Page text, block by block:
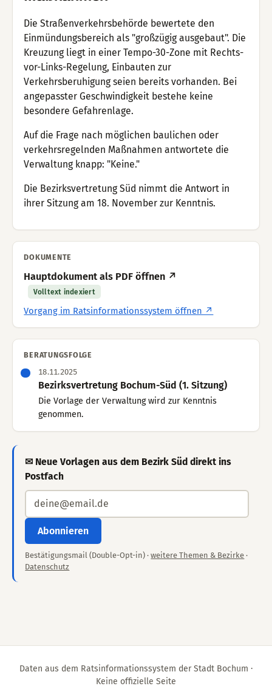
Die Straßenverkehrsbehörde bewertete den
Einmündungsbereich als "großzügig ausgebaut". Die
Kreuzung liegt in einer Tempo-30-Zone mit Rechts-
vor-Links-Regelung, Einbauten zur
Verkehrsberuhigung seien bereits vorhanden. Bei
angepasster Geschwindigkeit bestehe keine
besondere Gefahrenlage.
Auf die Frage nach möglichen baulichen oder
verkehrsregelnden Maßnahmen antwortete die
Verwaltung knapp: "Keine."
Die Bezirksvertretung Süd nimmt die Antwort in
ihrer Sitzung am 18. November zur Kenntnis.
DOKUMENTE
Hauptdokument als PDF öffnen ↗
Volltext indexiert
Vorgang im Ratsinformationssystem öffnen ↗
BERATUNGSFOLGE
18.11.2025
Bezirksvertretung Bochum-Süd (1. Sitzung)
Die Vorlage der Verwaltung wird zur Kenntnis
genommen.
✉ Neue Vorlagen aus dem Bezirk Süd direkt ins
Postfach
Abonnieren
Bestätigungsmail (Double-Opt-in) ·weitere Themen & Bezirke ·
Datenschutz
Daten aus dem Ratsinformationssystem der Stadt Bochum ·
Keine offizielle Seite